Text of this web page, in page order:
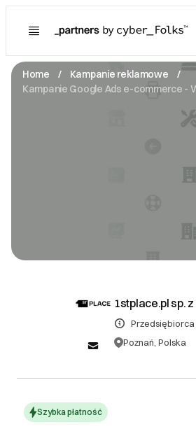
Kupujący
Home
Kampanie reklamowe
Kampanie Google Ads e-commerce -
1stplace.pl sp. z
Przedsiębiorca
Poznań, Polska
Poznaj
Prawa konsumenta
O Partnerze
DOWIEDZ SIĘ WIĘCEJ
Szybka płatność